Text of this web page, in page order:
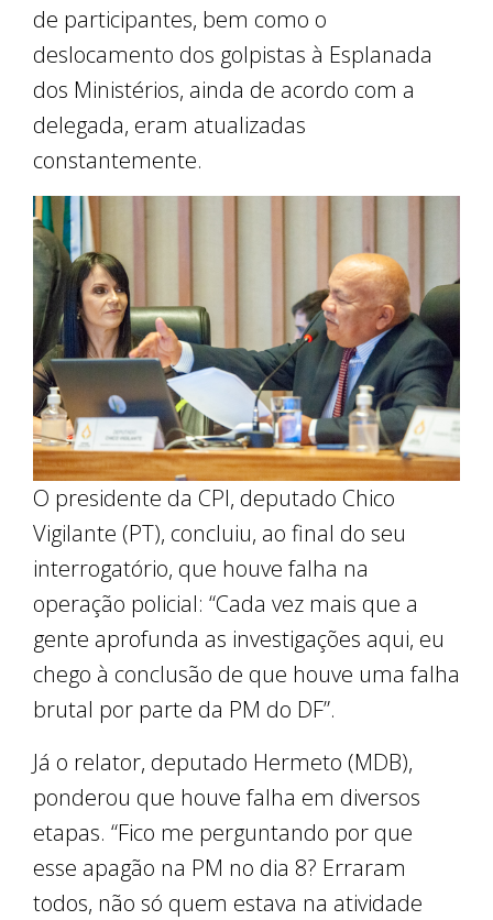
de participantes, bem como o
deslocamento dos golpistas à Esplanada
dos Ministérios, ainda de acordo com a
delegada, eram atualizadas
constantemente.
O presidente da CPI, deputado Chico
Vigilante (PT), concluiu, ao final do seu
interrogatório, que houve falha na
operação policial: “Cada vez mais que a
gente aprofunda as investigações aqui, eu
chego à conclusão de que houve uma falha
brutal por parte da PM do DF”.
Já o relator, deputado Hermeto (MDB),
ponderou que houve falha em diversos
etapas. “Fico me perguntando por que
esse apagão na PM no dia 8? Erraram
todos, não só quem estava na atividade